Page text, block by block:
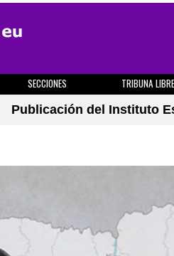
SECCIONES TRIBUNA LIBRE
Publicación del Instituto